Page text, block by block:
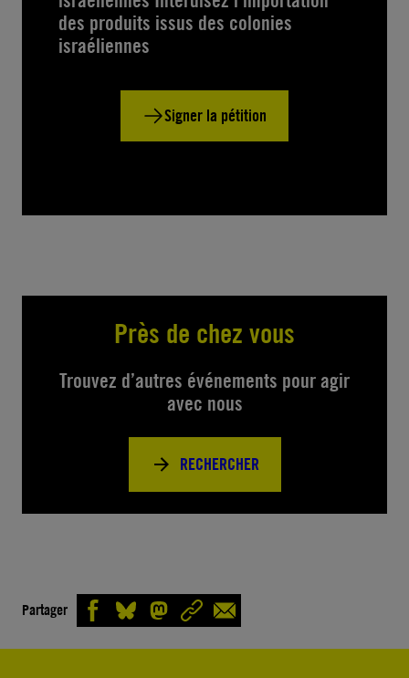
des produits issus des colonies
israéliennes
Signer la pétition
Près de chez vous
Trouvez d’autres événements pour agir
avec nous
RECHERCHER
Partager